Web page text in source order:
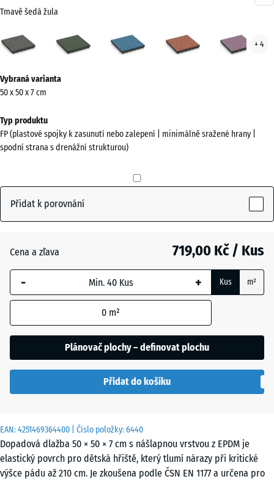
EAN:4251469364400 | Číslo položky:6440
Dopadová dlažba 50 × 50 × 7 cm s nášlapnou vrstvou z EPDM je
elastický povrch pro dětská hřiště, který tlumí nárazy při kritické
výšce pádu až 210 cm. Je zkoušena podle ČSN EN 1177 a určena pro
Tmavě šedá žula
(active)
trávník
+ 4
informací
o
Zobrazit
paletu
šedá
žula(active)
trávník
Atlantik
Etna
Ratan
Vybraná varianta
50 x 50 x 7 cm
Typ produktu
FP (plastové spojky k zasunutí nebo zalepení | minimálně sražené hrany |
spodní strana s drenážní strukturou)
Přidat k porovnání
Cena a zľava 719,00 Kč / Kus
- + Kus m²
0 m²
Plánovač plochy – definovat plochu
Přidat do košíku